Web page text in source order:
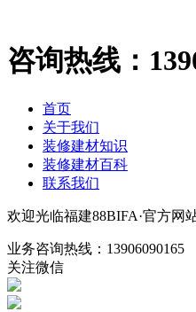
咨询热线：
首页
关于我们
装修建材知识
装修建材百科
联系我们
欢迎光临福建88BIFA·官方网
业务咨询热线： 13906090165
关注微信